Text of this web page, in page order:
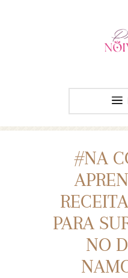
#NA
PARA
NO